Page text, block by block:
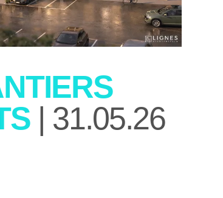
| 31.05.26